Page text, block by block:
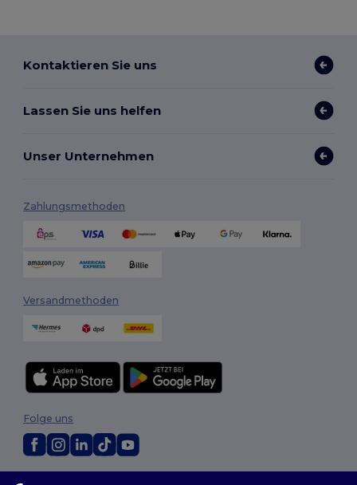
Kontaktieren Sie uns
Lassen Sie uns helfen
Unser Unternehmen
Zahlungsmethoden
Versandmethoden
Folge uns